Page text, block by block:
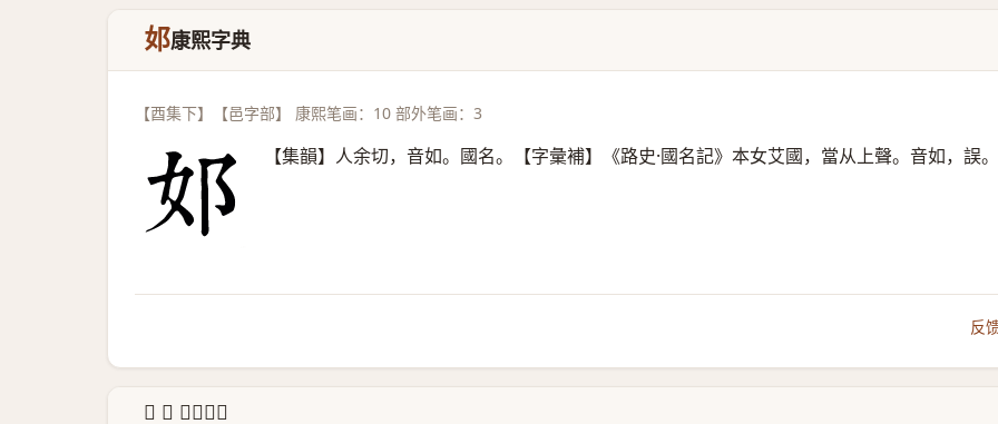
邚康熙字典
【酉集下】【邑字部】 康熙笔画：10 部外笔画：3
【集韻】人余切，音如。國名。【字彙補】《路史·國名記》本女艾國，當从上聲。音如，誤。
反
↳ 𨚴 说文解字